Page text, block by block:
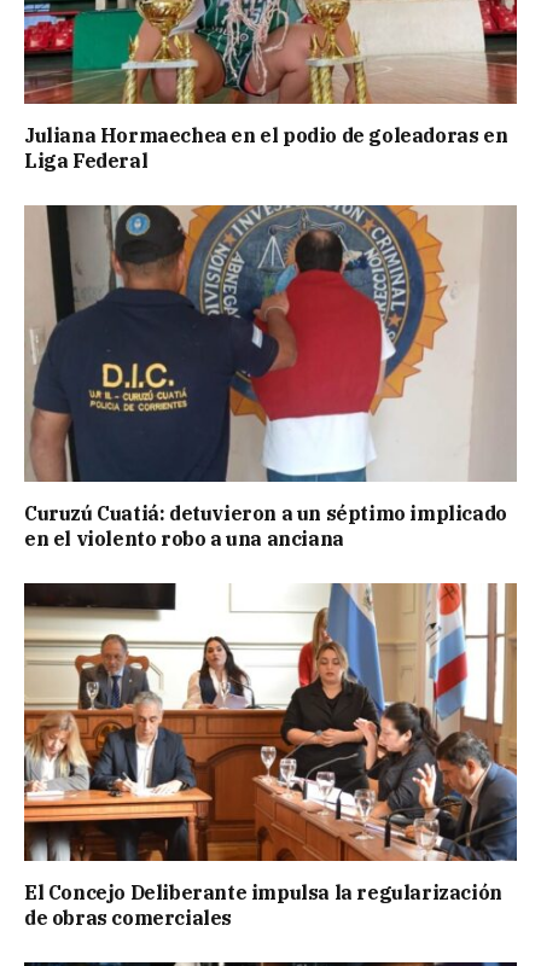
Juliana Hormaechea en el podio de goleadoras en
Liga Federal
Curuzú Cuatiá: detuvieron a un séptimo implicado
en el violento robo a una anciana
El Concejo Deliberante impulsa la regularización
de obras comerciales